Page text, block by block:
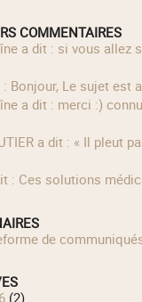
COMMENTAIRES
: Bonjour, Le sujet est
: Ces solutions
de
(2)